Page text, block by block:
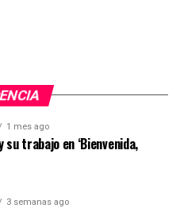
1 mes ago
su trabajo en ‘Bienvenida,
3 semanas ago